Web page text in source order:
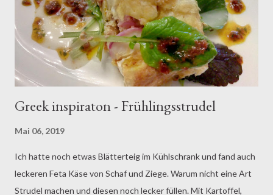
Greek inspiraton - Frühlingsstrudel
Mai 06, 2019
Ich hatte noch etwas Blätterteig im Kühlschrank und fand auch
leckeren Feta Käse von Schaf und Ziege. Warum nicht eine Art
Strudel machen und diesen noch lecker füllen. Mit Kartoffel,